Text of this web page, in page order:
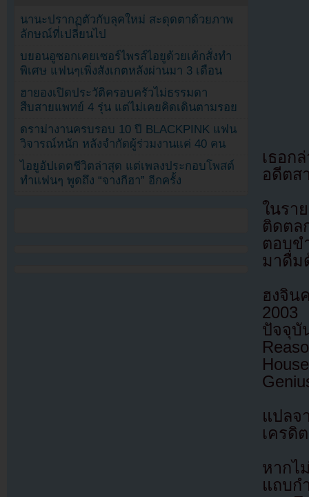
เธอก
อดีตส
ในรา
ติดตล
ตอบข
มาดื่ม
ฮงจิ
2003
ปัจจุบั
แปล
เครดิ
หากไ
แถบก
นานะปรากฏตัวกับลุคใหม่ สะดุดตาด้วยภาพ
ลักษณ์ที่เปลี่ยนไป
บยอนอูซอกเคยเซอร์ไพรส์ไอยูด้วยเค้กสั่งทำ
พิเศษ แฟนๆเพิ่งสังเกตหลังผ่านมา 3 เดือน
ฮายองเปิดประวัติครอบครัวไม่ธรรมดา
สืบสายแพทย์ 4 รุ่น แต่ไม่เคยคิดเดินตามรอย
ดราม่างานครบรอบ 10 ปี BLACKPINK แฟน
วิจารณ์หนัก หลังจำกัดผู้ร่วมงานแค่ 40 คน
ไอยูอัปเดตชีวิตล่าสุด แต่เพลงประกอบโพสต์
ทำแฟนๆ พูดถึง “จางกีฮา” อีกครั้ง